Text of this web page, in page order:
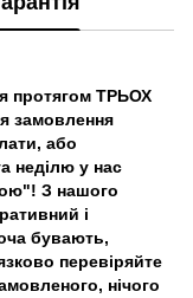
протягом ТРЬОХ
замовлення
або
неділю у нас
З нашого
і
бувають,
перевіряйте
нічого